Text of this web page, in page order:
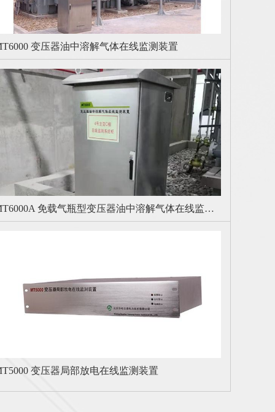
MT6000A 免载气瓶型变压器油中溶解气体在线监测装置
变压器油中溶解气体在线监测装置
MT6000A 免载气瓶型变压器油中溶解气体在线监测装置
变压器局部放电在线监测装置
电缆护层接地电流在线监测装置
电缆护层接地电流在线监测装置
电缆光线测温装置
配电网故障行波定位系统
100D 配电网故障行波定位系统
MT500配电网中性点柔性接地及接地故障相主动降压消弧成套装置
慧电厂
慧工地